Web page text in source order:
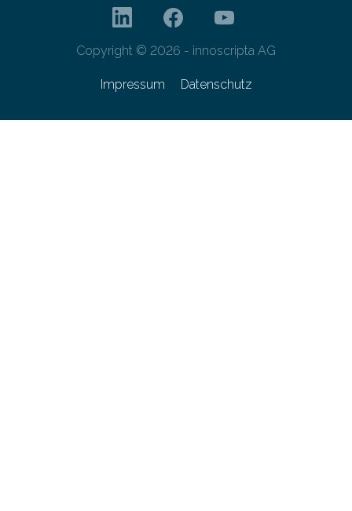
Copyright © 2026 - innoscripta AG
Impressum Datenschutz